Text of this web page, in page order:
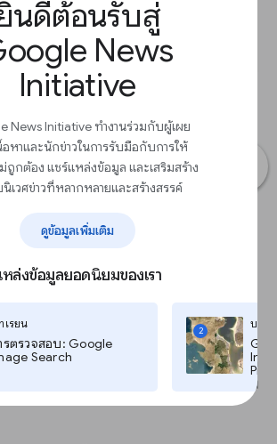
นดีต้อนรับสู่
News
Initiative
News Initiative ทำงานร่วมกับผู้เผย
หาและนักข่าวในการรับมือกับการให้
ถูกต้อง แชร์แหล่งข้อมูล และเสริมสร้าง
เวศข่าวที่หลากหลายและสร้างสรรค์
ดูข้อมูลเพิ่มเติม
ล่งข้อมูลยอดนิยมของเรา
เรียน
รตรวจสอบ: Google
Search
2
บทเ
Pro,
วข้อเดียวโดยเฉพาะอาจทั้งกว้างและ
ป เราจะพูดถึงการจัดกลุ่มข้อมูลการ
เพื่อให้ได้ผลลัพธ์ที่เกี่ยวข้องมากขึ้น
นการค้นหา health in the UK in 2019สุขภาพ
พูดถึงในการเมืองอังกฤษ แต่อาจไม่มีการ
างชัดเจนเสมอไปในบริบททางการเมือง ผู้ใช้
มอในพื้นที่ เราทำให้ดีขึ้นได้โดยใช้หมวดหมู่
ราฟเส้น มีเมนูแบบเลื่อนลงที่มีป้ายกำกับว่า
คลิกที่ลูกศรเพื่อดูรายชื่อหมวดหมู่คุณจะคลิกไป
สำรวจรายการทั้งหมด หรือพิมพ์ชื่อหมวดหมู่เพื่อ
ถ้าพิมพ์ “การเมือง” คุณจะเห็นว่ามีหมวดหมู่ต่างๆ
อก